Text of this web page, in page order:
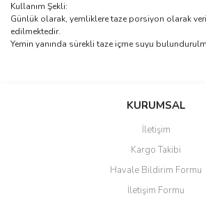
Kullanım Şekli:
Günlük olarak, yemliklere taze porsiyon olarak
edilmektedir.
Yemin yanında sürekli taze içme suyu
Bu ürüne ilk yorumu siz
Ürün resmi kalitesiz, bozuk veya
Ürün açıklamasında eksik bilgiler
Ürün bilgilerinde hatalar bulunuyor.
KURUMSAL
İletişim
Kargo Takibi
Havale Bildirim Formu
İletişim Formu